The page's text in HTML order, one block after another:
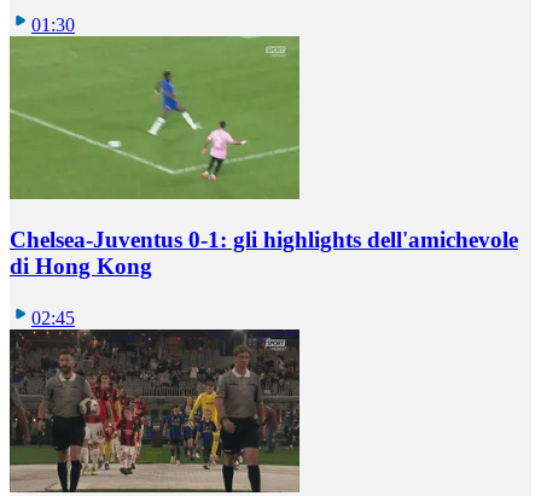
01:30
Chelsea-Juventus 0-1: gli highlights dell'amichevole
di Hong Kong
02:45